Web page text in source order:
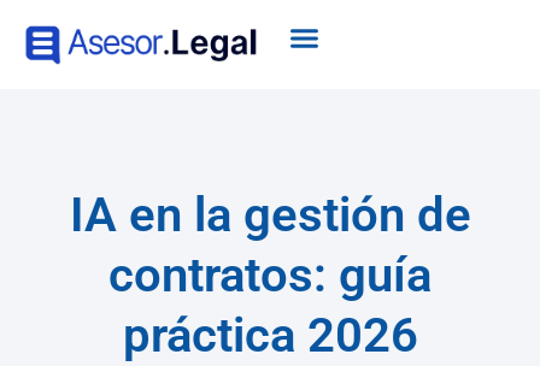
IA en la gestión de
contratos: guía
práctica 2026